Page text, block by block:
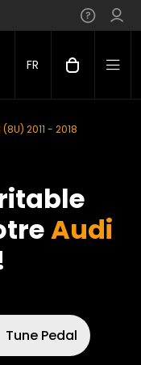
FR
(8U) 2011 - 2018
Audi
Tune Pedal